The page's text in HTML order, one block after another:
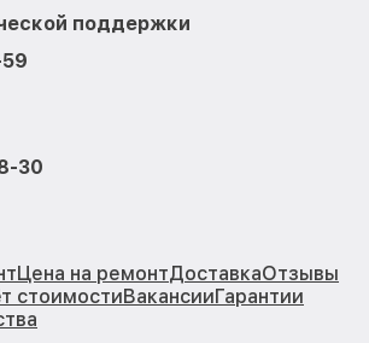
поддержки
30
Цена на ремонтДоставкаОтзывы
стоимостиВакансииГарантии